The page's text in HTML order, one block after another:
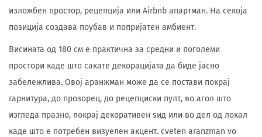
изложбен простор, рецепција или Airbnb апартман. На секоја
позиција создава поубав и попријатен амбиент.
Висината од 180 см е практична за средни и поголеми
простори каде што сакате декорацијата да биде јасно
забележлива. Овој аранжман може да се постави покрај
гарнитура, до прозорец, до рецепциски пулт, во агол што
изгледа празно, покрај декоративен ѕид или во дел од локал
каде што е потребен визуелен акцент. cveten aranzman vo